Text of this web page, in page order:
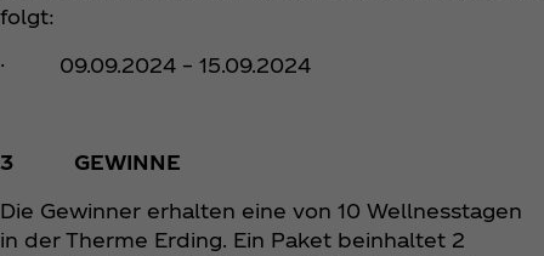
folgt:
· 09.09.2024 – 15.09.2024
3 GEWINNE
Die Gewinner erhalten eine von 10 Wellnesstagen
in der Therme Erding. Ein Paket beinhaltet 2